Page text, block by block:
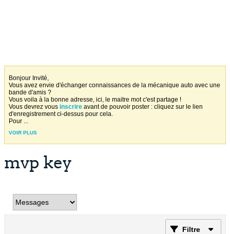
Bonjour Invité,
Vous avez envie d'échanger connaissances de la mécanique auto avec une
bande d'amis ?
Vous voila à la bonne adresse, ici, le maitre mot c'est partage !
Vous devrez vous inscrire avant de pouvoir poster : cliquez sur le lien
d'enregistrement ci-dessus pour cela.
Pour ...
VOIR PLUS
mvp key
Filtre